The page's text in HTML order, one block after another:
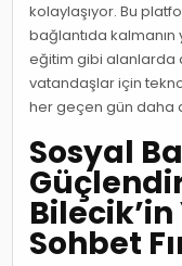
kolaylaşıyor. Bu
bağlantıda kalmanın
eğitim gibi alanlarda
vatandaşlar için
her geçen gün daha
Sosyal
Sohbet